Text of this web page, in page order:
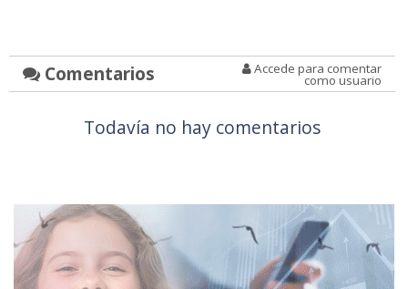
Comentarios Accede para comentar
como usuario
Todavía no hay comentarios